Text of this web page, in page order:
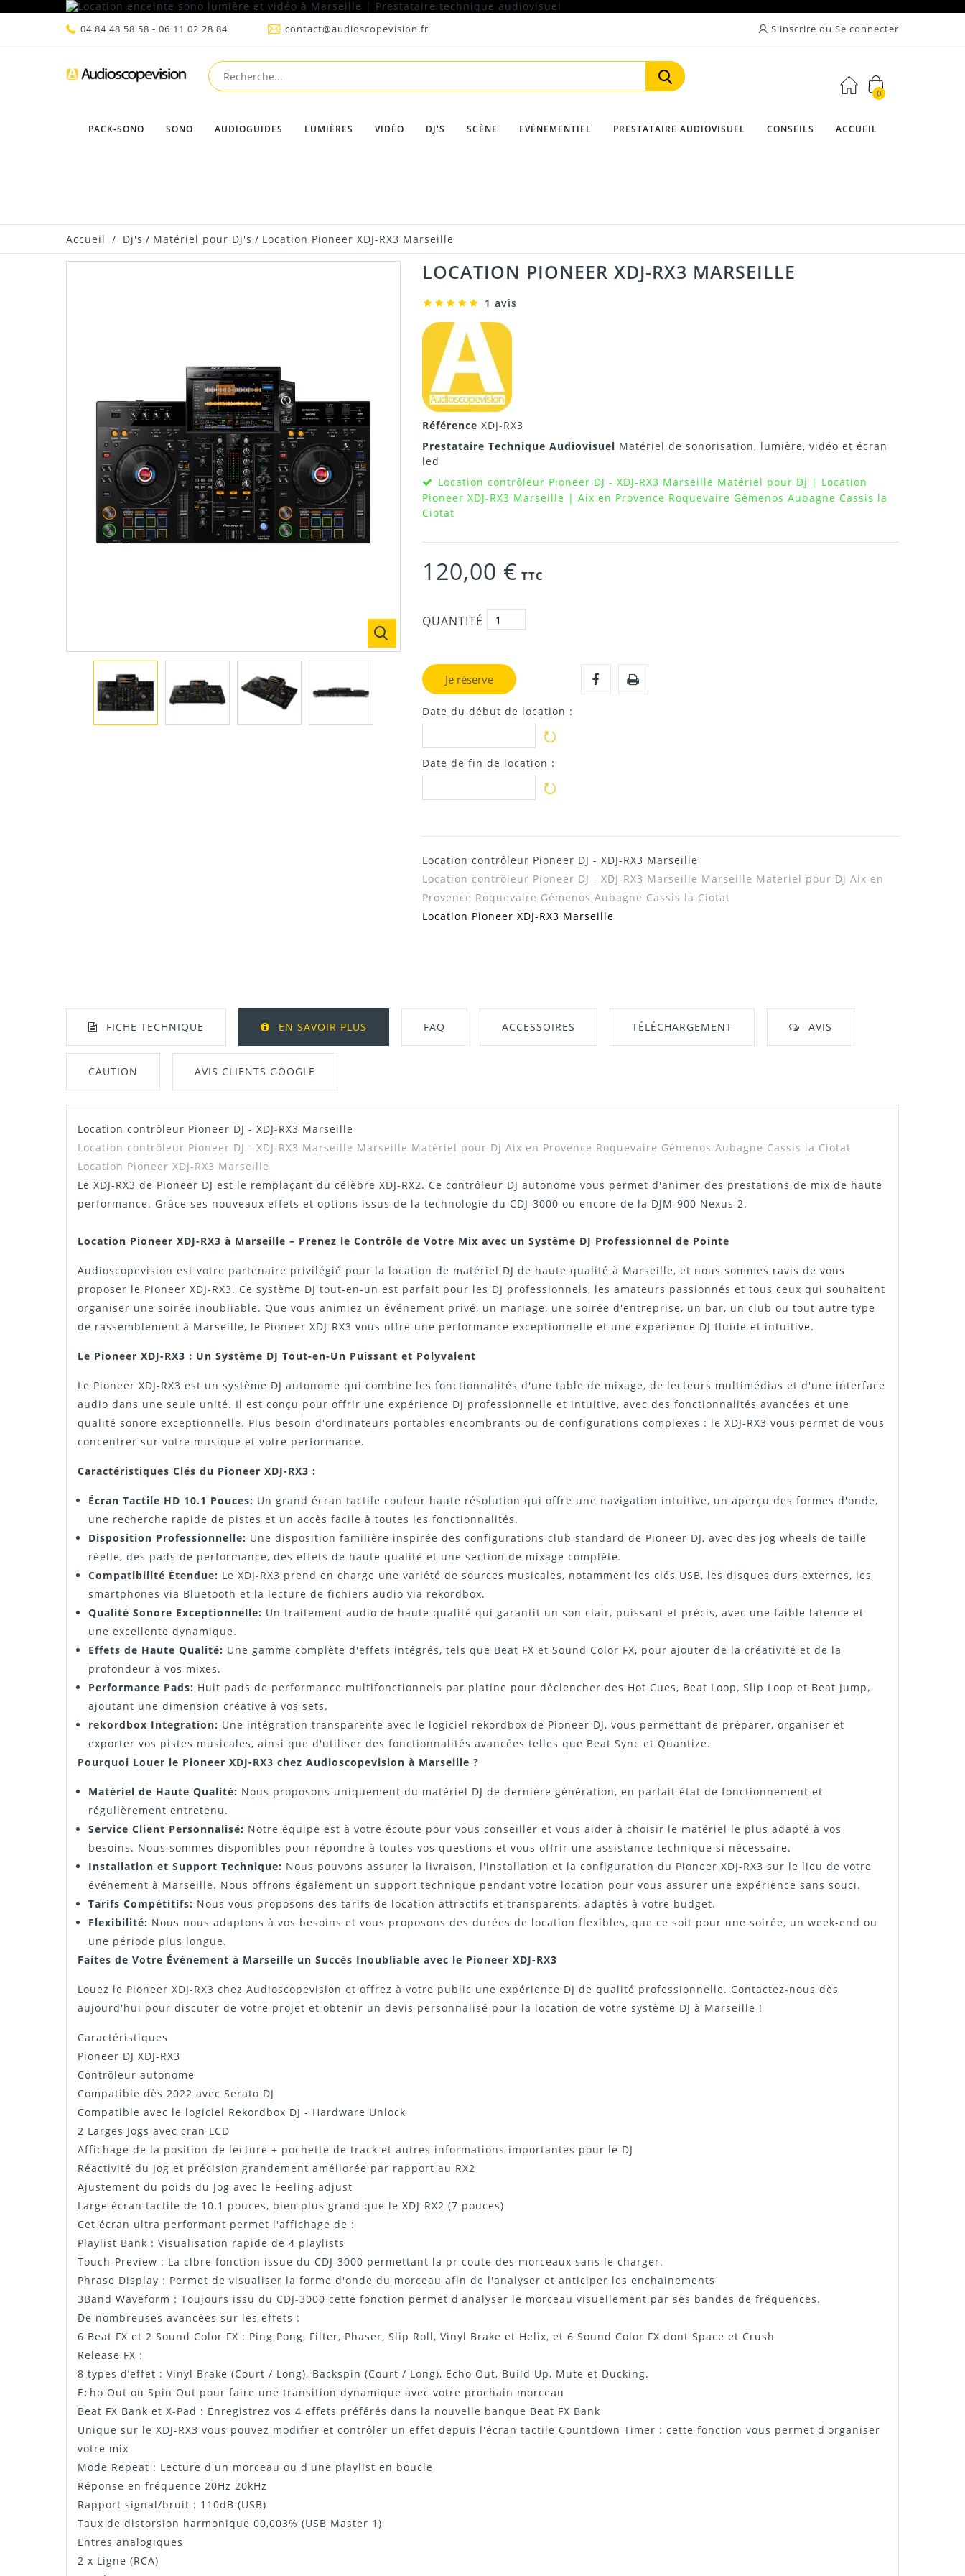
S'inscrire ou Se connecter
04 84 48 58 58 - 06 11 02 28 84 contact@audioscopevision.fr
0
PACK-SONO SONO AUDIOGUIDES LUMIÈRES VIDÉO DJ'S SCÈNE EVÉNEMENTIEL PRESTATAIRE AUDIOVISUEL CONSEILS ACCUEIL
Accueil / Dj's / Matériel pour Dj's / Location Pioneer XDJ-RX3 Marseille
LOCATION PIONEER XDJ-RX3 MARSEILLE
1 avis
Référence XDJ-RX3
Prestataire Technique Audiovisuel Matériel de sonorisation, lumière, vidéo et écran
led
Location contrôleur Pioneer DJ - XDJ-RX3 Marseille Matériel pour Dj | Location
Pioneer XDJ-RX3 Marseille | Aix en Provence Roquevaire Gémenos Aubagne Cassis la
Ciotat
120,00 € TTC
QUANTITÉ
Je réserve
Date du début de location :
Date de fin de location :
Location contrôleur Pioneer DJ - XDJ-RX3 Marseille
Location contrôleur Pioneer DJ - XDJ-RX3 Marseille Marseille Matériel pour Dj Aix en
Provence Roquevaire Gémenos Aubagne Cassis la Ciotat
Location Pioneer XDJ-RX3 Marseille
FICHE TECHNIQUE EN SAVOIR PLUS FAQ ACCESSOIRES TÉLÉCHARGEMENT AVIS
CAUTION AVIS CLIENTS GOOGLE
Manuel / Notice
Location contrôleur Pioneer DJ - XDJ-RX3 Marseille
Location contrôleur Pioneer DJ - XDJ-RX3 Marseille Marseille Matériel pour Dj Aix en Provence Roquevaire Gémenos Aubagne Cassis la Ciotat
Location Pioneer XDJ-RX3 Marseille
Le XDJ-RX3 de Pioneer DJ est le remplaçant du célèbre XDJ-RX2. Ce contrôleur DJ autonome vous permet d'animer des prestations de mix de haute
performance. Grâce ses nouveaux effets et options issus de la technologie du CDJ-3000 ou encore de la DJM-900 Nexus 2.
Location Pioneer XDJ-RX3 à Marseille – Prenez le Contrôle de Votre Mix avec un Système DJ Professionnel de Pointe
Audioscopevision est votre partenaire privilégié pour la location de matériel DJ de haute qualité à Marseille, et nous sommes ravis de vous
proposer le Pioneer XDJ-RX3. Ce système DJ tout-en-un est parfait pour les DJ professionnels, les amateurs passionnés et tous ceux qui souhaitent
organiser une soirée inoubliable. Que vous animiez un événement privé, un mariage, une soirée d'entreprise, un bar, un club ou tout autre type
de rassemblement à Marseille, le Pioneer XDJ-RX3 vous offre une performance exceptionnelle et une expérience DJ fluide et intuitive.
Le Pioneer XDJ-RX3 : Un Système DJ Tout-en-Un Puissant et Polyvalent
Le Pioneer XDJ-RX3 est un système DJ autonome qui combine les fonctionnalités d'une table de mixage, de lecteurs multimédias et d'une interface
audio dans une seule unité. Il est conçu pour offrir une expérience DJ professionnelle et intuitive, avec des fonctionnalités avancées et une
qualité sonore exceptionnelle. Plus besoin d'ordinateurs portables encombrants ou de configurations complexes : le XDJ-RX3 vous permet de vous
concentrer sur votre musique et votre performance.
Caractéristiques Clés du Pioneer XDJ-RX3 :
Écran Tactile HD 10.1 Pouces: Un grand écran tactile couleur haute résolution qui offre une navigation intuitive, un aperçu des formes d'onde,
une recherche rapide de pistes et un accès facile à toutes les fonctionnalités.
Disposition Professionnelle: Une disposition familière inspirée des configurations club standard de Pioneer DJ, avec des jog wheels de taille
réelle, des pads de performance, des effets de haute qualité et une section de mixage complète.
Compatibilité Étendue: Le XDJ-RX3 prend en charge une variété de sources musicales, notamment les clés USB, les disques durs externes, les
smartphones via Bluetooth et la lecture de fichiers audio via rekordbox.
Qualité Sonore Exceptionnelle: Un traitement audio de haute qualité qui garantit un son clair, puissant et précis, avec une faible latence et
une excellente dynamique.
Effets de Haute Qualité: Une gamme complète d'effets intégrés, tels que Beat FX et Sound Color FX, pour ajouter de la créativité et de la
profondeur à vos mixes.
Performance Pads: Huit pads de performance multifonctionnels par platine pour déclencher des Hot Cues, Beat Loop, Slip Loop et Beat Jump,
ajoutant une dimension créative à vos sets.
rekordbox Integration: Une intégration transparente avec le logiciel rekordbox de Pioneer DJ, vous permettant de préparer, organiser et
exporter vos pistes musicales, ainsi que d'utiliser des fonctionnalités avancées telles que Beat Sync et Quantize.
Pourquoi Louer le Pioneer XDJ-RX3 chez Audioscopevision à Marseille ?
Matériel de Haute Qualité: Nous proposons uniquement du matériel DJ de dernière génération, en parfait état de fonctionnement et
régulièrement entretenu.
Service Client Personnalisé: Notre équipe est à votre écoute pour vous conseiller et vous aider à choisir le matériel le plus adapté à vos
besoins. Nous sommes disponibles pour répondre à toutes vos questions et vous offrir une assistance technique si nécessaire.
Installation et Support Technique: Nous pouvons assurer la livraison, l'installation et la configuration du Pioneer XDJ-RX3 sur le lieu de votre
événement à Marseille. Nous offrons également un support technique pendant votre location pour vous assurer une expérience sans souci.
Tarifs Compétitifs: Nous vous proposons des tarifs de location attractifs et transparents, adaptés à votre budget.
Flexibilité: Nous nous adaptons à vos besoins et vous proposons des durées de location flexibles, que ce soit pour une soirée, un week-end ou
une période plus longue.
Faites de Votre Événement à Marseille un Succès Inoubliable avec le Pioneer XDJ-RX3
Louez le Pioneer XDJ-RX3 chez Audioscopevision et offrez à votre public une expérience DJ de qualité professionnelle. Contactez-nous dès
aujourd'hui pour discuter de votre projet et obtenir un devis personnalisé pour la location de votre système DJ à Marseille !
Caractéristiques
Pioneer DJ XDJ-RX3
Contrôleur autonome
Compatible dès 2022 avec Serato DJ
Compatible avec le logiciel Rekordbox DJ - Hardware Unlock
2 Larges Jogs avec cran LCD
Affichage de la position de lecture + pochette de track et autres informations importantes pour le DJ
Réactivité du Jog et précision grandement améliorée par rapport au RX2
Ajustement du poids du Jog avec le Feeling adjust
Large écran tactile de 10.1 pouces, bien plus grand que le XDJ-RX2 (7 pouces)
Cet écran ultra performant permet l'affichage de :
Playlist Bank : Visualisation rapide de 4 playlists
Touch-Preview : La clbre fonction issue du CDJ-3000 permettant la pr coute des morceaux sans le charger.
Phrase Display : Permet de visualiser la forme d'onde du morceau afin de l'analyser et anticiper les enchainements
3Band Waveform : Toujours issu du CDJ-3000 cette fonction permet d'analyser le morceau visuellement par ses bandes de fréquences.
De nombreuses avancées sur les effets :
6 Beat FX et 2 Sound Color FX : Ping Pong, Filter, Phaser, Slip Roll, Vinyl Brake et Helix, et 6 Sound Color FX dont Space et Crush
Release FX :
8 types d’effet : Vinyl Brake (Court / Long), Backspin (Court / Long), Echo Out, Build Up, Mute et Ducking.
Echo Out ou Spin Out pour faire une transition dynamique avec votre prochain morceau
Beat FX Bank et X-Pad : Enregistrez vos 4 effets préférés dans la nouvelle banque Beat FX Bank
Unique sur le XDJ-RX3 vous pouvez modifier et contrôler un effet depuis l'écran tactile Countdown Timer : cette fonction vous permet d'organiser
votre mix
Mode Repeat : Lecture d'un morceau ou d'une playlist en boucle
Réponse en fréquence 20Hz 20kHz
Rapport signal/bruit : 110dB (USB)
Taux de distorsion harmonique 00,003% (USB Master 1)
Entres analogiques
2 x Ligne (RCA)